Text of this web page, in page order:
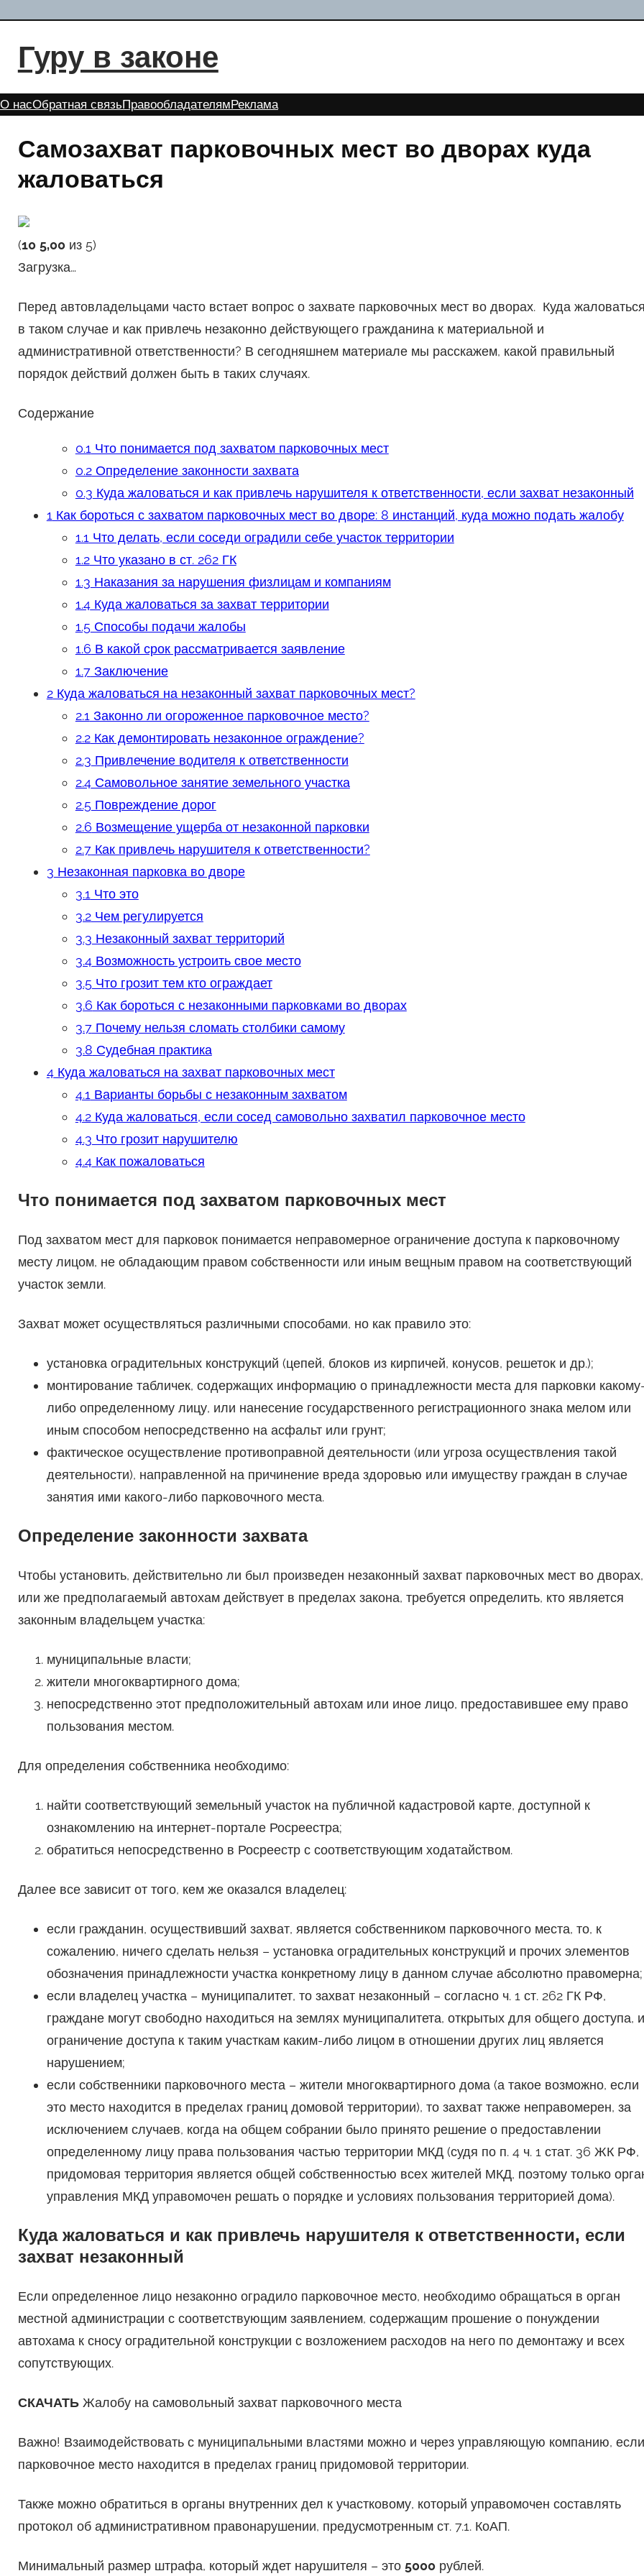
содержимому
Гуру в законе
О насОбратная связьПравообладателям Реклама
Самозахват парковочных мест во дворах куда
жаловаться
(10 5,00из 5)
Загрузка…
Перед автовладельцами часто встает вопрос о захвате парковочных мест во дворах. Куда
в таком случае и как привлечь незаконно действующего гражданина к материальной и
административной ответственности? В сегодняшнем материале мы расскажем, какой правильный
порядок действий должен быть в таких случаях.
Содержание
0.1Что понимается под захватом парковочных мест
0.2Определение законности захвата
0.3 Куда жаловаться и как привлечь нарушителя к ответственности, если захват незаконный
1Как бороться с захватом парковочных мест во дворе: 8 инстанций, куда можно подать жалобу
1.1Что делать, если соседи оградили себе участок территории
1.2Что указано в ст. 262 ГК
1.3 Наказания за нарушения физлицам и компаниям
1.4Куда жаловаться за захват территории
1.5Способы подачи жалобы
1.6 В какой срок рассматривается заявление
1.7Заключение
2Куда жаловаться на незаконный захват парковочных мест?
2.1Законно ли огороженное парковочное место?
2.2Как демонтировать незаконное ограждение?
2.3 Привлечение водителя к ответственности
2.4Самовольное занятие земельного участка
2.5Повреждение дорог
2.6 Возмещение ущерба от незаконной парковки
2.7Как привлечь нарушителя к ответственности?
3 Незаконная парковка во дворе
3.1Что это
3.2Чем регулируется
3.3 Незаконный захват территорий
3.4Возможность устроить свое место
3.5Что грозит тем кто ограждает
3.6 Как бороться с незаконными парковками во дворах
3.7Почему нельзя сломать столбики самому
3.8 Судебная практика
4Куда жаловаться на захват парковочных мест
4.1Варианты борьбы с незаконным захватом
4.2Куда жаловаться, если сосед самовольно захватил парковочное место
4.3 Что грозит нарушителю
4.4Как пожаловаться
Что понимается под захватом парковочных мест
Под захватом мест для парковок понимается неправомерное ограничение доступа к парковочному
месту лицом, не обладающим правом собственности или иным вещным правом на соответствующий
участок земли.
Захват может осуществляться различными способами, но как правило это:
установка оградительных конструкций (цепей, блоков из кирпичей, конусов, решеток и др.);
монтирование табличек, содержащих информацию о принадлежности места для парковки
либо определенному лицу, или нанесение государственного регистрационного знака мелом или
иным способом непосредственно на асфальт или грунт;
фактическое осуществление противоправной деятельности (или угроза осуществления такой
деятельности), направленной на причинение вреда здоровью или имуществу граждан в случае
занятия ими какого-либо парковочного места.
Определение законности захвата
Чтобы установить, действительно ли был произведен незаконный захват парковочных мест во дворах,
или же предполагаемый автохам действует в пределах закона, требуется определить, кто является
законным владельцем участка:
муниципальные власти;
жители многоквартирного дома;
непосредственно этот предположительный автохам или иное лицо, предоставившее ему право
пользования местом.
Для определения собственника необходимо:
найти соответствующий земельный участок на публичной кадастровой карте, доступной к
ознакомлению на интернет-портале Росреестра;
обратиться непосредственно в Росреестр с соответствующим ходатайством.
Далее все зависит от того, кем же оказался владелец:
если гражданин, осуществивший захват, является собственником парковочного места, то, к
сожалению, ничего сделать нельзя – установка оградительных конструкций и прочих элементов
обозначения принадлежности участка конкретному лицу в данном случае абсолютно правомерна;
если владелец участка – муниципалитет, то захват незаконный – согласно ч. 1 ст. 262 ГК РФ,
граждане могут свободно находиться на землях муниципалитета, открытых для общего доступа, и
ограничение доступа к таким участкам каким-либо лицом в отношении других лиц является
нарушением;
если собственники парковочного места – жители многоквартирного дома (а такое возможно, если
это место находится в пределах границ домовой территории), то захват также неправомерен, за
исключением случаев, когда на общем собрании было принято решение о предоставлении
определенному лицу права пользования частью территории МКД (судя по п. 4 ч. 1 стат. 36 ЖК РФ,
придомовая территория является общей собственностью всех жителей МКД, поэтому только
управления МКД управомочен решать о порядке и условиях пользования территорией дома).
Куда жаловаться и как привлечь нарушителя к ответственности, если
захват незаконный
Если определенное лицо незаконно оградило парковочное место, необходимо обращаться в орган
местной администрации с соответствующим заявлением, содержащим прошение о понуждении
автохама к сносу оградительной конструкции с возложением расходов на него по демонтажу и всех
сопутствующих.
СКАЧАТЬЖалобу на самовольный захват парковочного места
Важно! Взаимодействовать с муниципальными властями можно и через управляющую компанию, если
парковочное место находится в пределах границ придомовой территории.
Также можно обратиться в органы внутренних дел к участковому, который управомочен составлять
протокол об административном правонарушении, предусмотренным ст. 7.1. КоАП.
Минимальный размер штрафа, который ждет нарушителя – это 5000рублей.